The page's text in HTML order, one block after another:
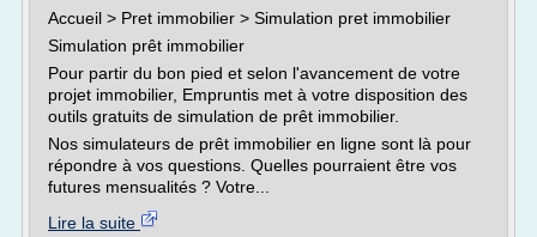
Accueil > Pret immobilier > Simulation pret immobilier
Simulation prêt immobilier
Pour partir du bon pied et selon l'avancement de votre
projet immobilier, Empruntis met à votre disposition des
outils gratuits de simulation de prêt immobilier.
Nos simulateurs de prêt immobilier en ligne sont là pour
répondre à vos questions. Quelles pourraient être vos
futures mensualités ? Votre...
Lire la suite